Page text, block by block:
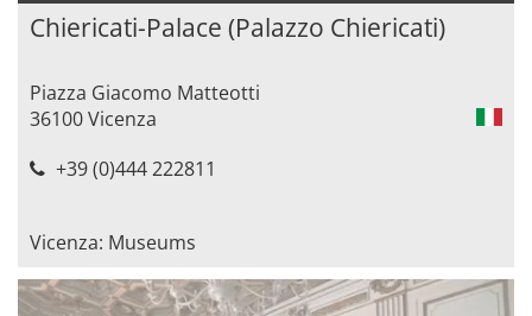
Chiericati-Palace (Palazzo Chiericati)
Piazza Giacomo Matteotti
36100 Vicenza
+39 (0)444 222811
Vicenza: Museums